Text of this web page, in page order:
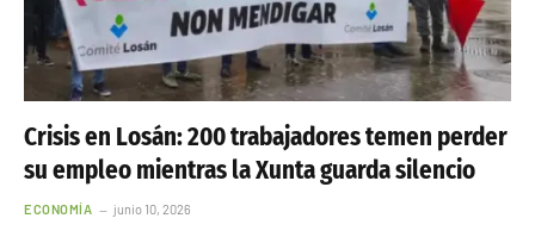
Crisis en Losán: 200 trabajadores temen perder
su empleo mientras la Xunta guarda silencio
ECONOMÍA junio 10, 2026